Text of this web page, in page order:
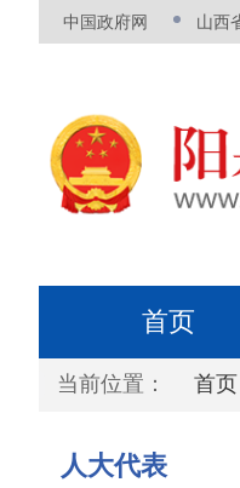
中国政府网 山西
首页
当前位置： 首页
人大代表